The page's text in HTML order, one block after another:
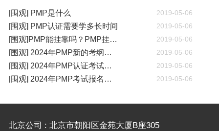
[围观] PMP是什么 2019-05-06
[围观] PMP认证需要学多长时间 2019-05-06
[围观]PMP能挂靠吗？PMP挂靠一年多少钱 2019-05-06
[围观] 2024年PMP新的考纲有哪些变化 2019-05-06
[围观] 2024年PMP认证考试什么时候开考 2019-05-06
[围观] 2024年PMP考试报名通知 2019-05-06
北京公司 : 北京市朝阳区金苑大厦B座305